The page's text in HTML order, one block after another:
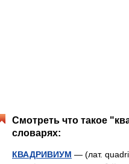
Смотреть что такое
словарях:
КВАДРИВИУМ — (лат.